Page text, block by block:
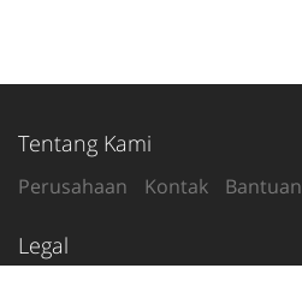
Tentang Kami
Perusahaan Kontak Bantuan
Legal